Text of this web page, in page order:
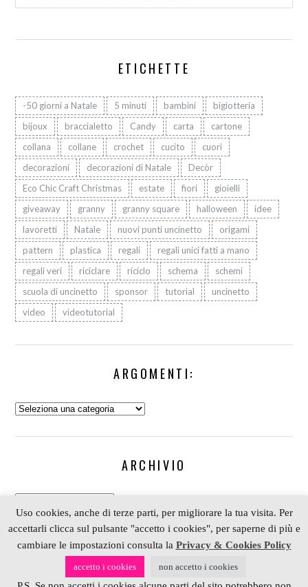
ETICHETTE
-50 giorni a Natale 5 minuti bambini
bigiotteria
bijoux
braccialetto Candy carta
cartone
collana
collane crochet cucito
cuori
decorazioni
decorazioni di Natale
Decòr
Eco Chic Craft Christmas
estate fiori
gioielli
giveaway
granny granny square halloween
idee
lavoretti
Natale nuovi punti uncinetto
origami
pattern
plastica regali
regali unici fatti a mano
regali veri
riciclare riciclo schema
schemi
scuola di uncinetto
sponsor tutorial
uncinetto
video
videotutorial
ARGOMENTI:
Argomenti:
ARCHIVIO
Archivio
COPYRIGHT 2006-2023 ALESSIA SCRAP & CRAFT |
PARTNERDEPOSITPHOTOS| P. IVA 01574070098 |
Uso cookies, anche di terze parti, per migliorare la tua visita. Per
accettarli clicca sul pulsante "accetto i cookies", per saperne di più e
cambiare le impostazioni consulta la Privacy & Cookies Policy
accetto i cookies non accetto i cookies